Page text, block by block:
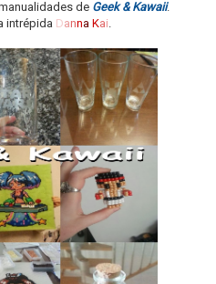
de Geek & Kawaii.
intrépida Danna Kai.